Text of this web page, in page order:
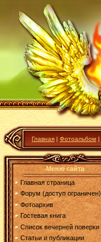
Главная | Фотоальбом |
Меню сайта
Главная страница
Форум (доступ ограничен)
Фотоархив
Гостевая книга
Список вечерней поверки
Статьи и публикации